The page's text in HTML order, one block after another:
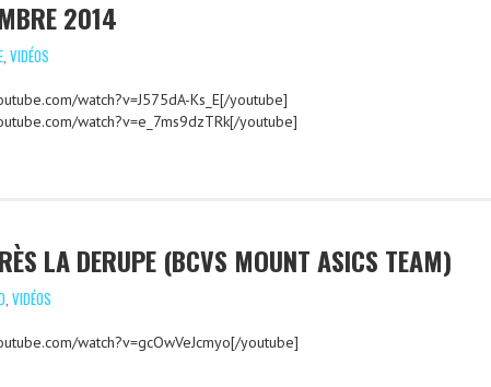
2014
, VIDÉOS
watch?v=J575dA-Ks_E[/youtube]
watch?v=e_7ms9dzTRk[/youtube]
LA DERUPE (BCVS MOUNT ASICS TEAM)
, VIDÉOS
watch?v=gcOwVeJcmyo[/youtube]